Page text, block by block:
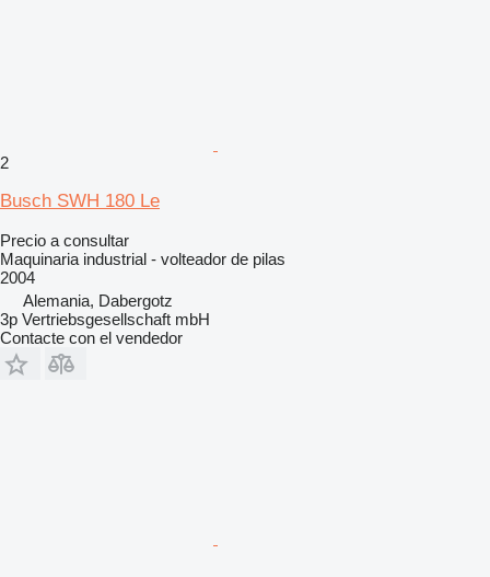
2
Busch SWH 180 Le
Precio a consultar
Maquinaria industrial - volteador de pilas
2004
Alemania, Dabergotz
3p Vertriebsgesellschaft mbH
Contacte con el vendedor